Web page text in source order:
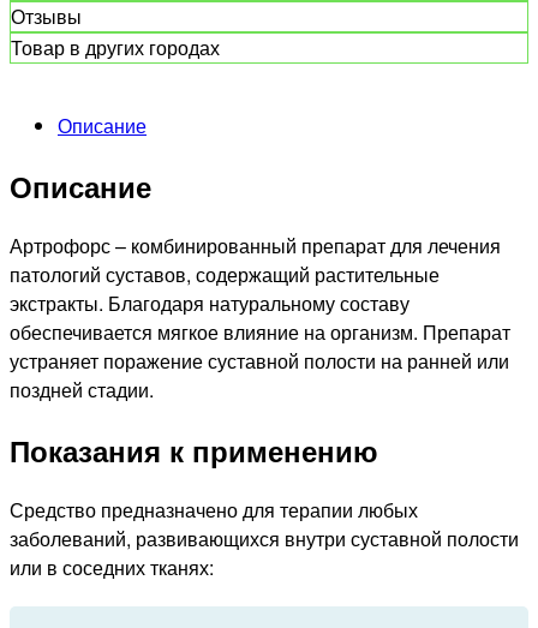
Отзывы
Товар в других городах
Описание
Описание
Артрофорс – комбинированный препарат для лечения
патологий суставов, содержащий растительные
экстракты. Благодаря натуральному составу
обеспечивается мягкое влияние на организм. Препарат
устраняет поражение суставной полости на ранней или
поздней стадии.
Показания к применению
Средство предназначено для терапии любых
заболеваний, развивающихся внутри суставной полости
или в соседних тканях: